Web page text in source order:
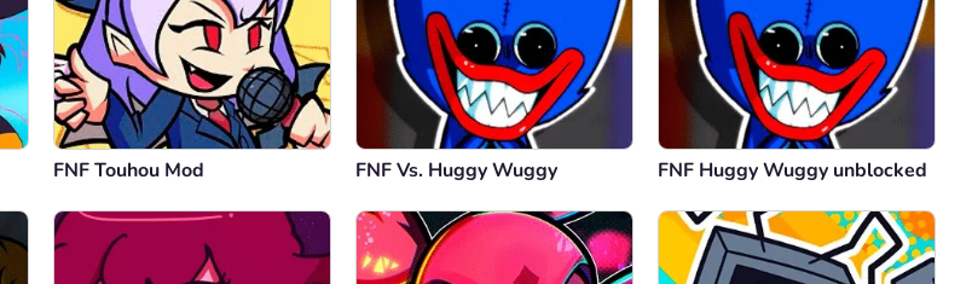
FNF Touhou Mod FNF Vs. Huggy Wuggy FNF Huggy Wuggy unblocked